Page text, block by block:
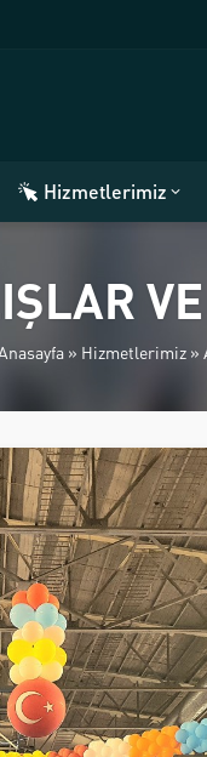
Hizmetlerimiz
» Hizmetlerimiz»